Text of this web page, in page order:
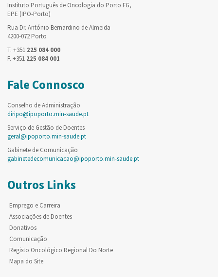
Instituto Português de Oncologia do Porto FG,
EPE (IPO-Porto)
Rua Dr. António Bernardino de Almeida
4200-072 Porto
T. +351 225 084 000
F. +351 225 084 001
Fale Connosco
Conselho de Administração
diripo@ipoporto.min-saude.pt
Serviço de Gestão de Doentes
geral@ipoporto.min-saude.pt
Gabinete de Comunicação
gabinetedecomunicacao@ipoporto.min-saude.pt
Outros Links
Emprego e Carreira
Associações de Doentes
Donativos
Comunicação
Registo Oncológico Regional Do Norte
Mapa do Site